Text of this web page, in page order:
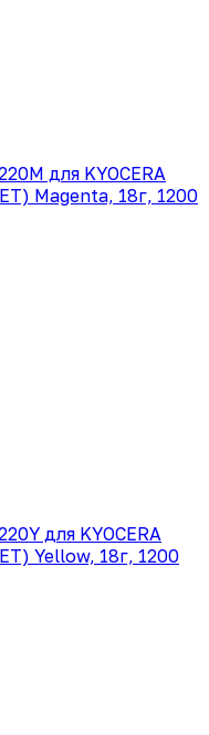
для KYOCERA
Magenta, 18г, 1200
для KYOCERA
Yellow, 18г, 1200